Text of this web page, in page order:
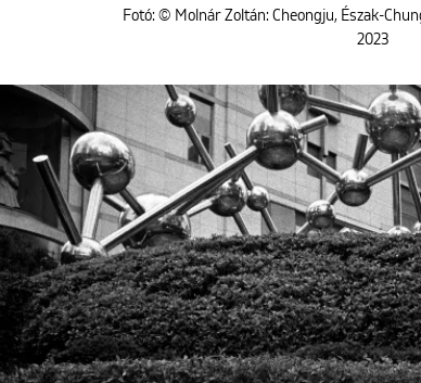
Fotó: © Molnár Zoltán: Cheongju, Észak-
2023